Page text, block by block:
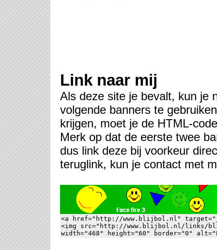
Link naar mij
Als deze site je bevalt, kun je
volgende banners te
krijgen, moet je de HTML-
Merk op dat de eerste twee
dus link deze bij voorkeur
teruglink, kun je contact met
<a href="http://www.blijbol.nl"
<img src="http://www.blijbol.nl/links/
width="468" height="60" border="0"